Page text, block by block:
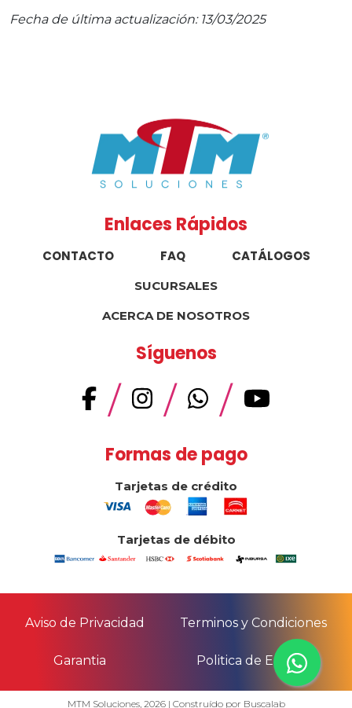
Fecha de última actualización: 13/03/2025
Enlaces Rápidos
CONTACTO FAQ CATÁLOGOS
SUCURSALES
ACERCA DE NOSOTROS
Síguenos
/ / /
Formas de pago
Tarjetas de crédito
Tarjetas de débito
Aviso de Privacidad Terminos y Condiciones
Garantia Politica de Envio
MTM Soluciones, 2026| Construído por BuscalabEnviar